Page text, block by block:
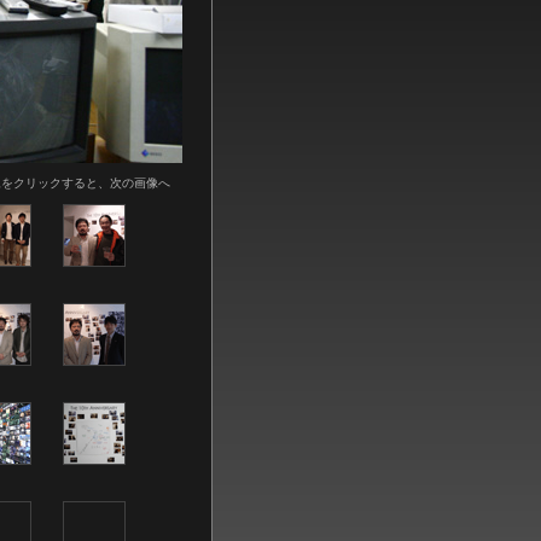
クリックすると、次の画像へ